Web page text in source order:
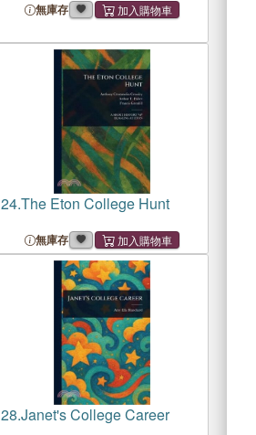
無庫存
24.The Eton College Hunt
無庫存
28.Janet's College Career